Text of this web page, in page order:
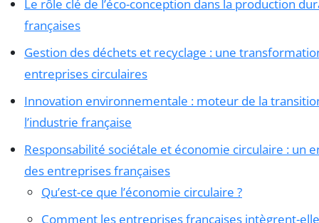
Le rôle clé de l’éco-conception dans la production
françaises
Gestion des déchets et recyclage : une
entreprises circulaires
Innovation environnementale : moteur de la
l’industrie française
Responsabilité sociétale et économie circulaire : un
des entreprises françaises
Qu’est-ce que l’économie circulaire ?
Comment les entreprises françaises intègrent-